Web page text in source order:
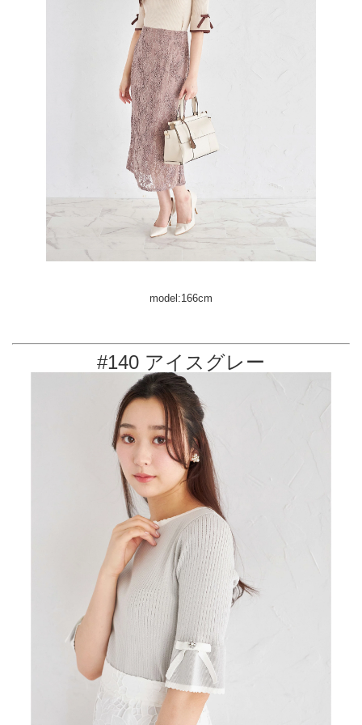
model:166cm
#140 アイスグレー